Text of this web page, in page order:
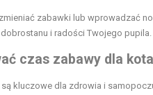
zabawki lub wprowadzać
i radości Twojego pupila.
czas zabawy dla
są kluczowe dla zdrowia i